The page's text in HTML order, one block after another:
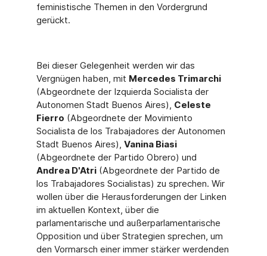
feministische Themen in den Vordergrund
gerückt.
Bei dieser Gelegenheit werden wir das
Vergnügen haben, mit Mercedes Trimarchi
(Abgeordnete der Izquierda Socialista der
Autonomen Stadt Buenos Aires), Celeste
Fierro (Abgeordnete der Movimiento
Socialista de los Trabajadores der Autonomen
Stadt Buenos Aires), Vanina Biasi
(Abgeordnete der Partido Obrero) und
Andrea D'Atri(Abgeordnete der Partido de
los Trabajadores Socialistas) zu sprechen. Wir
wollen über die Herausforderungen der Linken
im aktuellen Kontext, über die
parlamentarische und außerparlamentarische
Opposition und über Strategien sprechen, um
den Vormarsch einer immer stärker werdenden